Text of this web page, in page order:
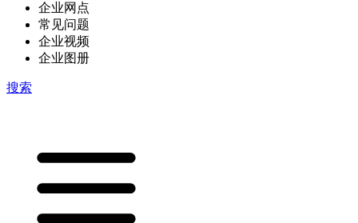
企业网点
常见问题
企业视频
企业图册
搜索